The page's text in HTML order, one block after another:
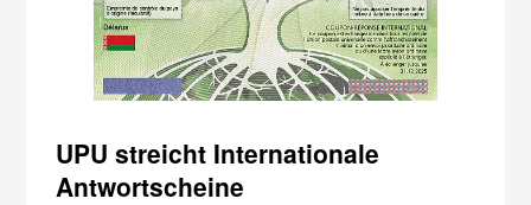
UPU streicht Internationale
Antwortscheine